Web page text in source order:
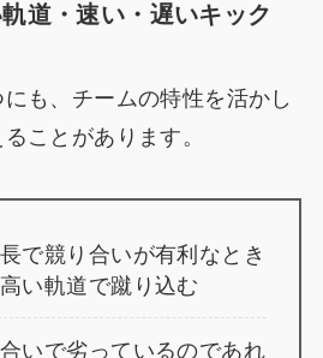
道・速い・遅いキック
も、チームの特性を活かし
ことがあります。
で競り合いが有利なとき
い軌道で蹴り込む
いで劣っているのであれ